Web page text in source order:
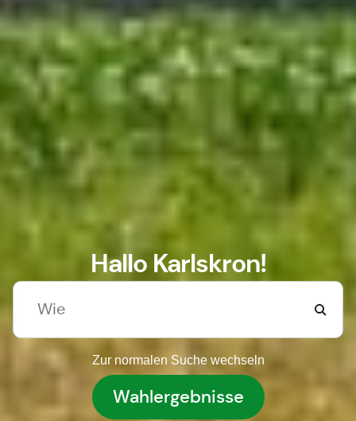
Hallo Karlskron!
Zur normalen Suche wechseln
Wahlergebnisse